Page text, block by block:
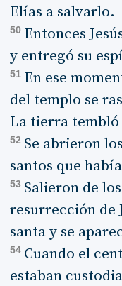
Elías a salvarlo.
50 Entonces
y entregó su
51 En ese
del templo se
La tierra tembló
52 Se abrieron
santos que
53 Salieron de
resurrección de
santa y se
54 Cuando el
estaban